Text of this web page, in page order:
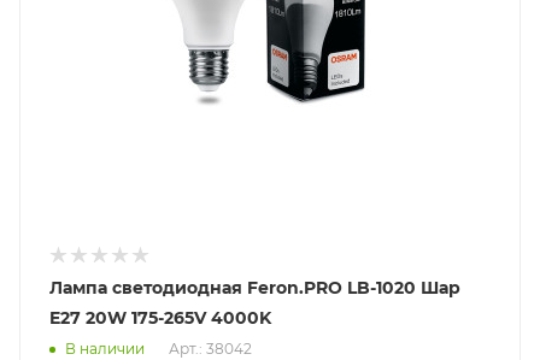
Лампа светодиодная Feron.PRO LB-1020 Шар
E27 20W 175-265V 4000K
В наличии Арт.: 38042